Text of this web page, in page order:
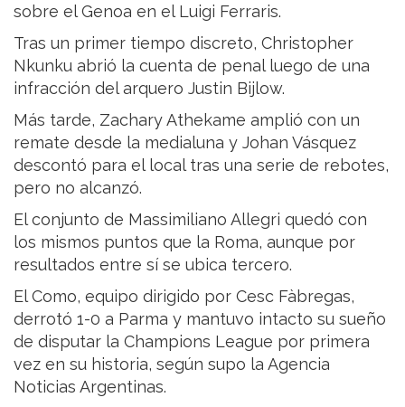
sobre el Genoa en el Luigi Ferraris.
Tras un primer tiempo discreto, Christopher
Nkunku abrió la cuenta de penal luego de una
infracción del arquero Justin Bijlow.
Más tarde, Zachary Athekame amplió con un
remate desde la medialuna y Johan Vásquez
descontó para el local tras una serie de rebotes,
pero no alcanzó.
El conjunto de Massimiliano Allegri quedó con
los mismos puntos que la Roma, aunque por
resultados entre sí se ubica tercero.
El Como, equipo dirigido por Cesc Fàbregas,
derrotó 1-0 a Parma y mantuvo intacto su sueño
de disputar la Champions League por primera
vez en su historia, según supo la Agencia
Noticias Argentinas.